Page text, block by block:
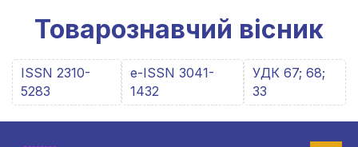
Товарознавчий вісник
ISSN 2310-
5283
e-ISSN 3041-
1432
УДК 67; 68;
33